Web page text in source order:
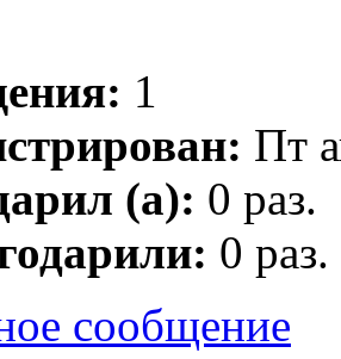
1
Пт
(а): 0 раз.
0 раз.
сообщение